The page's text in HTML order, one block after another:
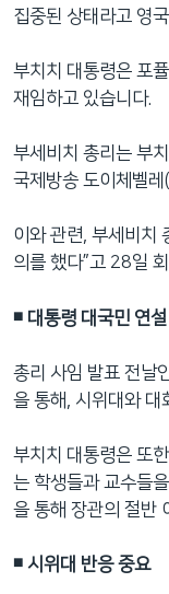
집중된 상태라고 영
부치치 대통령은 포
재임하고 있습니다.
부세비치 총리는 부
국제방송 도이체벨
이와 관련, 부세비치
의를 했다”고 28일
◾️ 대통령 대국민 연설
총리 사임 발표 전날
을 통해, 시위대와 대
부치치 대통령은 또
는 학생들과 교수들
을 통해 장관의 절반
◾️ 시위대 반응 중요